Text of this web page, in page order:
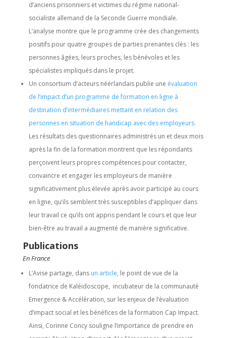
d’anciens prisonniers et victimes du régime national-
socialiste allemand de la Seconde Guerre mondiale.
L’analyse montre que le programme crée des changements
positifs pour quatre groupes de parties prenantes clés : les
personnes âgées, leurs proches, les bénévoles et les
spécialistes impliqués dans le projet.
Un consortium d’acteurs néérlandais publie une évaluation
de l’impact d’un programme de formation en ligne à
destination d’intermédiaires mettant en relation des
personnes en situation de handicap avec des employeurs.
Les résultats des questionnaires administrés un et deux mois
après la fin de la formation montrent que les répondants
perçoivent leurs propres compétences pour contacter,
convaincre et engager les employeurs de manière
significativement plus élevée après avoir participé au cours
en ligne, qu’ils semblent très susceptibles d’appliquer dans
leur travail ce qu’ils ont appris pendant le cours et que leur
bien-être au travail a augmenté de manière significative.
Publications
En France
L’Avise partage, dans un article, le point de vue de la
fondatrice de Kaléidoscope, incubateur de la communauté
Emergence & Accélération, sur les enjeux de l’évaluation
d’impact social et les bénéfices de la formation Cap Impact.
Ainsi, Corinne Concy souligne l’importance de prendre en